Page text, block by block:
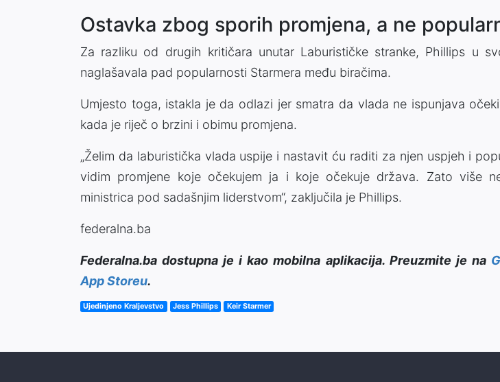
Ostavka zbog sporih promjena, a ne
Za razliku od drugih kritičara unutar Laburističke stranke, Phillips u
naglašavala pad popularnosti Starmera među biračima.
Umjesto toga, istakla je da odlazi jer smatra da vlada ne ispunjava
kada je riječ o brzini i obimu promjena.
„Želim da laburistička vlada uspije i nastavit ću raditi za njen uspjeh i
vidim promjene koje očekujem ja i koje očekuje država. Zato više
ministrica pod sadašnjim liderstvom“, zaključila je Phillips.
federalna.ba
Federalna.ba dostupna je i kao mobilna aplikacija. Preuzmite je na
App Storeu.
Ujedinjeno Kraljevstvo Jess Phillips Keir Starmer